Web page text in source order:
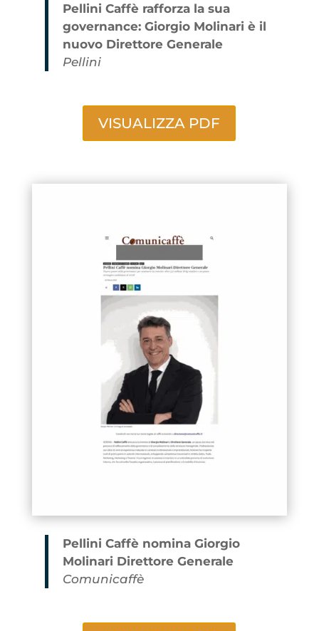
Pellini Caffè rafforza la sua
governance: Giorgio Molinari è il
nuovo Direttore Generale
Pellini
VISUALIZZA PDF
Pellini Caffè nomina Giorgio
Molinari Direttore Generale
Comunicaffè